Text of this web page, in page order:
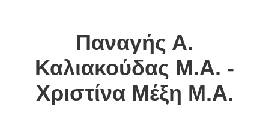
Παναγής Α.
Καλιακούδας Μ.Α. -
Χριστίνα Μέξη Μ.Α.